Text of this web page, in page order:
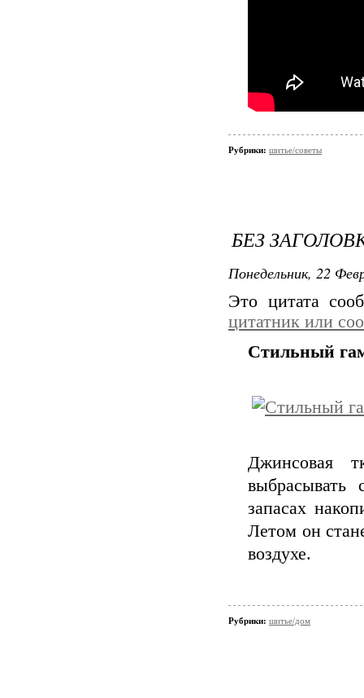
Рубрики: шитье/советы
БЕЗ
Понедельник, 22
Это цитата
цитатник или
Стильный
Джинсовая
запасах
Летом он
воздухе.
Рубрики: шитье/дом